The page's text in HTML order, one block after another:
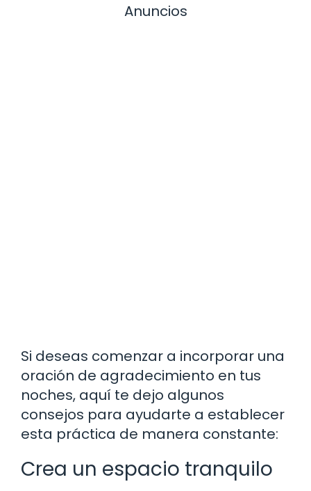
Anuncios
Si deseas comenzar a incorporar una
oración de agradecimiento en tus
noches, aquí te dejo algunos
consejos para ayudarte a establecer
esta práctica de manera constante:
Crea un espacio tranquilo